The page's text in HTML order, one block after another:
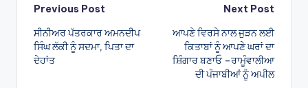
Post
navigation
Previous Post
ਸੀਨੀਅਰ ਪੱਤਰਕਾਰ ਅਮਨਦੀਪ
ਸਿੰਘ ਲੱਕੀ ਨੂੰ ਸਦਮਾ, ਪਿਤਾ ਦਾ
ਦੇਹਾਂਤ
Next Post
ਆਪਣੇ ਵਿਰਸੇ ਨਾਲ ਜੁੜਨ ਲਈ
ਕਿਤਾਬਾਂ ਨੂੰ ਆਪਣੇ ਘਰਾਂ ਦਾ
ਸ਼ਿੰਗਾਰ ਬਣਾਓ –ਰਾਮੂੰਵਾਲੀਆ
ਦੀ ਪੰਜਾਬੀਆਂ ਨੂੰ ਅਪੀਲ